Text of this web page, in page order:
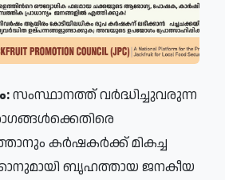
സംസ്ഥാനത്ത് വര്‍ദ്ധിച്ചുവരുന്ന
കര്‍ഷകര്‍ക്ക് മികച്ച
ബൃഹത്തായ ജനകീയ